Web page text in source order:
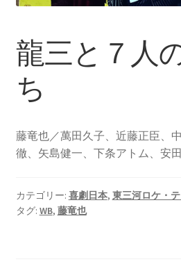
龍三と７人
ち
藤竜也／萬田久子、近藤正臣、
徹、矢島健一、下条アトム、安
カテゴリー: 喜劇日本, 東三河ロケ・
タグ: WB, 藤竜也